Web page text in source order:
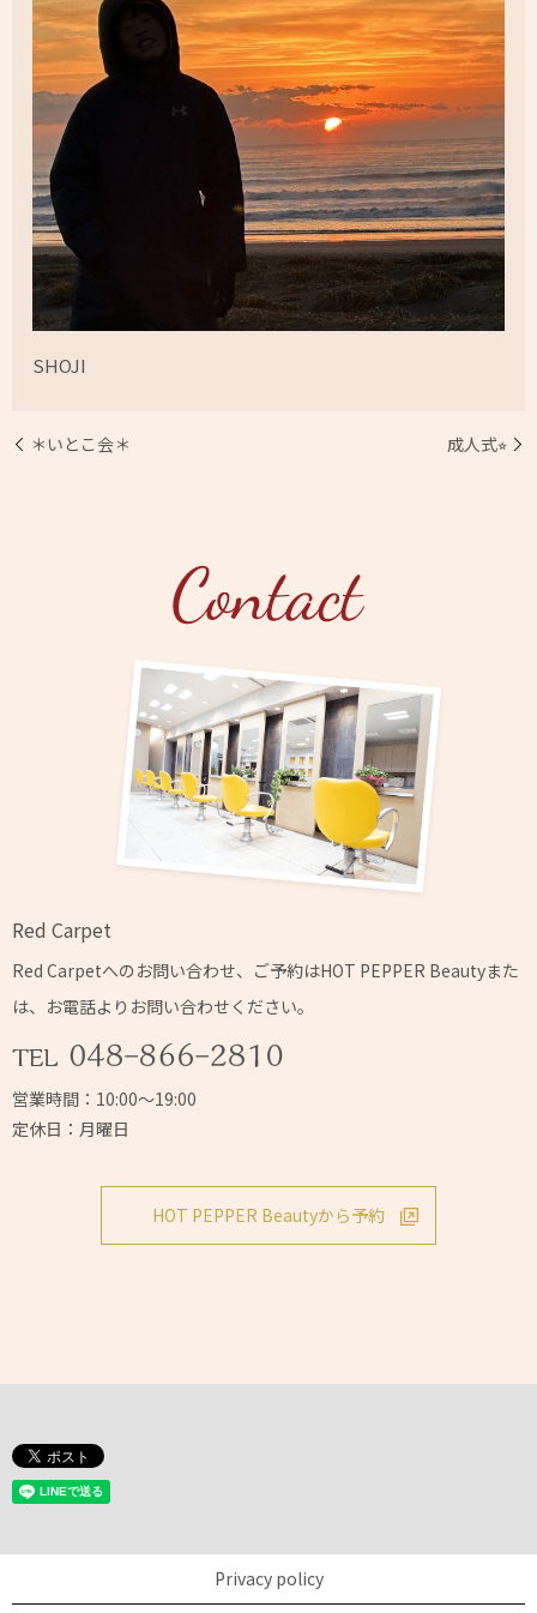
SHOJI
＊いとこ会＊ 成人式⭐︎
Red Carpet
Red Carpetへの お問い合わせ、ご予約はHOT PEPPER Beautyまた
は、 お電話よりお問い合わせください。
営業時間：10:00～19:00
定休日：月曜日
HOT PEPPER Beautyから予約
Privacy policy